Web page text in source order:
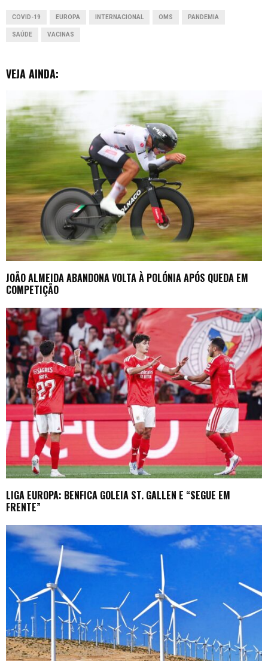
k
n
e
COVID-19 EUROPA INTERNACIONAL OMS PANDEMIA
SAÚDE VACINAS
VEJA AINDA:
JOÃO ALMEIDA ABANDONA VOLTA À POLÓNIA APÓS QUEDA EM
COMPETIÇÃO
LIGA EUROPA: BENFICA GOLEIA ST. GALLEN E “SEGUE EM
FRENTE”